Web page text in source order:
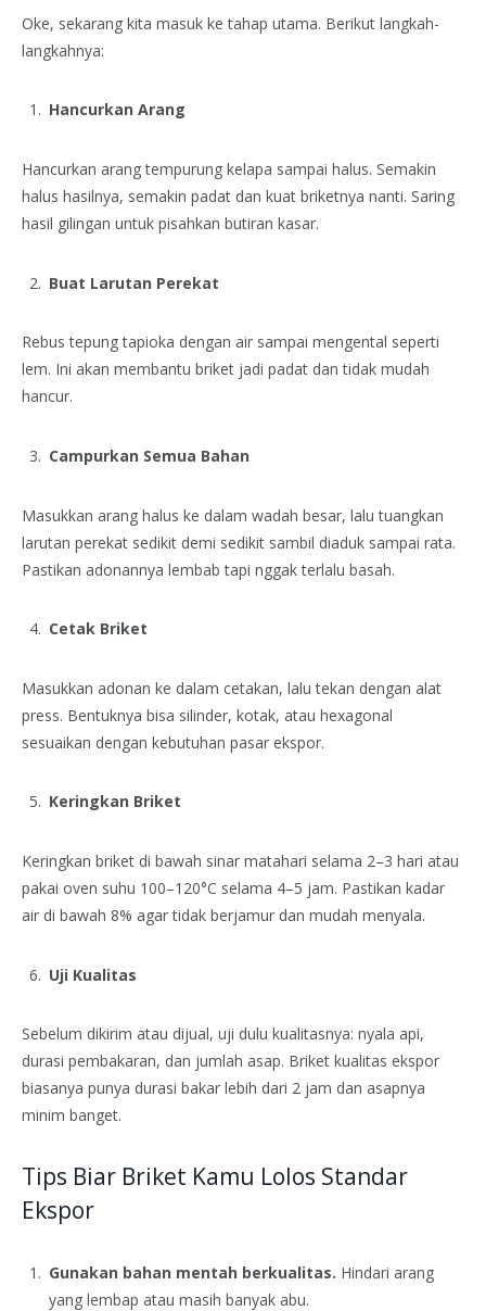
Oke, sekarang kita masuk ke tahap utama. Berikut langkah-
langkahnya:
Hancurkan Arang
Hancurkan arang tempurung kelapa sampai halus. Semakin
halus hasilnya, semakin padat dan kuat briketnya nanti. Saring
hasil gilingan untuk pisahkan butiran kasar.
Buat Larutan Perekat
Rebus tepung tapioka dengan air sampai mengental seperti
lem. Ini akan membantu briket jadi padat dan tidak mudah
hancur.
Campurkan Semua Bahan
Masukkan arang halus ke dalam wadah besar, lalu tuangkan
larutan perekat sedikit demi sedikit sambil diaduk sampai rata.
Pastikan adonannya lembab tapi nggak terlalu basah.
Cetak Briket
Masukkan adonan ke dalam cetakan, lalu tekan dengan alat
press. Bentuknya bisa silinder, kotak, atau hexagonal
sesuaikan dengan kebutuhan pasar ekspor.
Keringkan Briket
Keringkan briket di bawah sinar matahari selama 2–3 hari atau
pakai oven suhu 100–120°C selama 4–5 jam. Pastikan kadar
air di bawah 8% agar tidak berjamur dan mudah menyala.
Uji Kualitas
Sebelum dikirim atau dijual, uji dulu kualitasnya: nyala api,
durasi pembakaran, dan jumlah asap. Briket kualitas ekspor
biasanya punya durasi bakar lebih dari 2 jam dan asapnya
minim banget.
Tips Biar Briket Kamu Lolos Standar
Ekspor
Gunakan bahan mentah berkualitas. Hindari arang
yang lembap atau masih banyak abu.